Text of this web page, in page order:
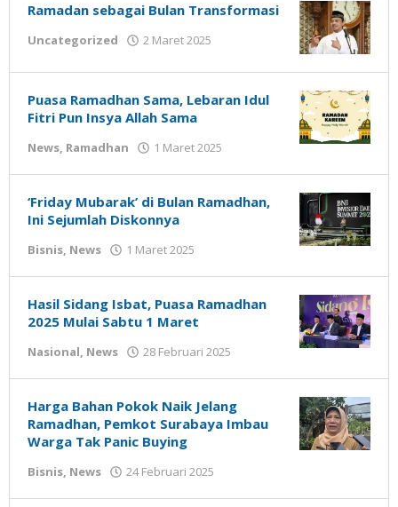
Ramadan sebagai Bulan Transformasi
Uncategorized 2 Maret 2025
Susanto
Puasa Ramadhan Sama, Lebaran Idul
Fitri Pun Insya Allah Sama
News, Ramadhan 1 Maret 2025
Susanto
‘Friday Mubarak’ di Bulan Ramadhan,
Ini Sejumlah Diskonnya
Bisnis, News 1 Maret 2025
Susanto
Hasil Sidang Isbat, Puasa Ramadhan
2025 Mulai Sabtu 1 Maret
Nasional, News 28 Februari 2025
Susanto
Harga Bahan Pokok Naik Jelang
Ramadhan, Pemkot Surabaya Imbau
Warga Tak Panic Buying
Bisnis, News 24 Februari 2025
Susanto